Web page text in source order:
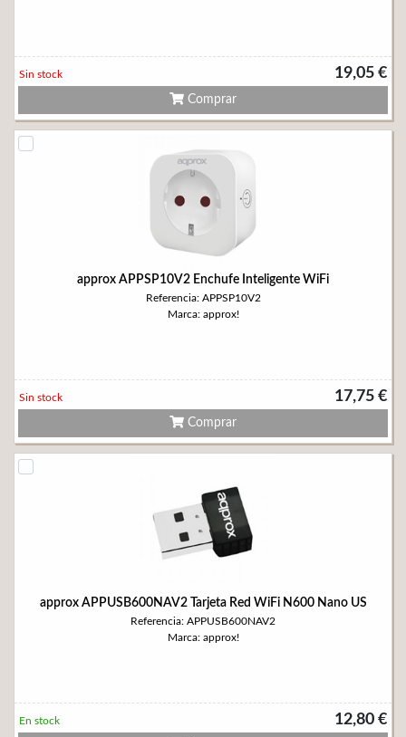
19,05 €
Sin stock
Comprar
approx APPSP10V2 Enchufe Inteligente WiFi
Referencia: APPSP10V2
Marca: approx!
17,75 €
Sin stock
Comprar
approx APPUSB600NAV2 Tarjeta Red WiFi N600 Nano US
Referencia: APPUSB600NAV2
Marca: approx!
12,80 €
En stock